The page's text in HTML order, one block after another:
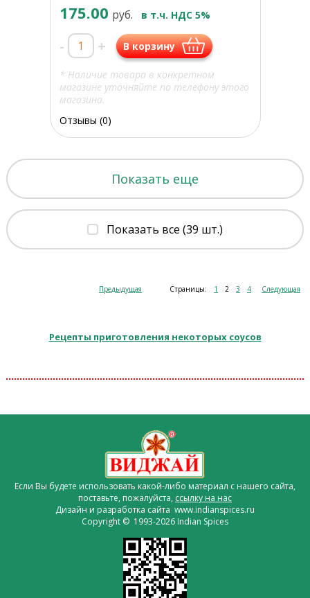
175.00 руб. в т.ч. НДС 5%
- + В корзину
* Наличие товара в конкретном
магазине уточняйте по телефону этого
магазина.
Отзывы (0)
Показать еще
Показать все (39 шт.)
Предыдущая Страницы: 1 2 3 4 Следующая
Рецепты приготовления некоторых соусов
Если Вы будете использовать какой-либо материал с нашего сайта,
поставьте, пожалуйста, ссылку на нас
Дизайн и разработка сайта www.indianspices.ru
Copyright © 1993-2026 Indian Spices